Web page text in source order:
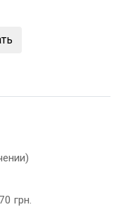
грн.